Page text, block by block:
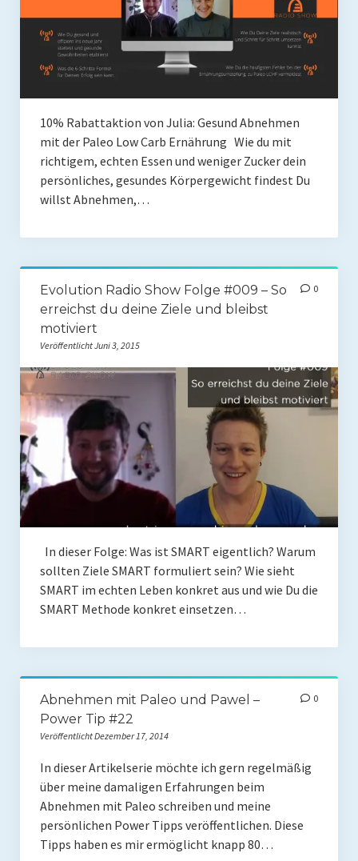
Paleo Bücher kaufen
Über mich
Publikationen
Presse
Redner
Haftungsausschluss
Datenschutzerklärung
10% Rabattaktion von Julia: Gesund Abnehmen
mit der Paleo Low Carb Ernährung Wie du mit
richtigem, echten Essen und weniger Zucker dein
persönliches, gesundes Körpergewicht findest Du
willst Abnehmen,…
Evolution Radio Show Folge #009 – So
erreichst du deine Ziele und bleibst
motiviert
Veröffentlicht Juni 3, 2015
0
In dieser Folge: Was ist SMART eigentlich? Warum
sollten Ziele SMART formuliert sein? Wie sieht
SMART im echten Leben konkret aus und wie Du die
SMART Methode konkret einsetzen…
Abnehmen mit Paleo und Pawel –
Power Tip #22
Veröffentlicht Dezember 17, 2014
0
In dieser Artikelserie möchte ich gern regelmäßig
über meine damaligen Erfahrungen beim
Abnehmen mit Paleo schreiben und meine
persönlichen Power Tipps veröffentlichen. Diese
Tipps haben es mir ermöglicht knapp 80…